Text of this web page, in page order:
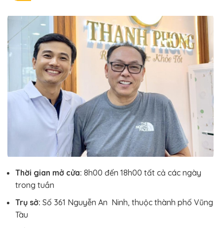
Thời gian mở cửa: 8h00 đến 18h00 tất cả các ngày
trong tuần
Trụ sở: Số 361 Nguyễn An Ninh, thuộc thành phố Vũng
Tàu